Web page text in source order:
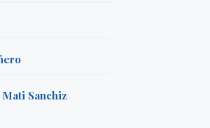
Mati Sanchiz